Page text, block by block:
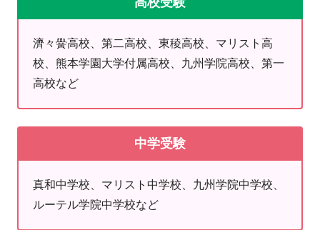
けている生徒!
②自分の意志で夢や目標を設定できる生徒!
⑤自己肯定感を高く持つことができる生徒!
⑥やればできる実感を感じることができる生徒!
濟々黌高校、第二高校、東稜高校、マリスト高
校、熊本学園大学付属高校、九州学院高校、第一
高校など
中学受験
真和中学校、マリスト中学校、九州学院中学校、
ルーテル学院中学校など